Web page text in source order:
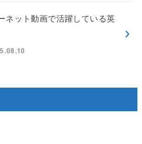
ネット動画で活躍している英